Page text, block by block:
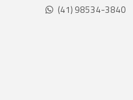
(41) 98534-3840